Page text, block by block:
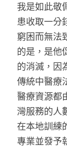
我是如此敬
患收取一分
窮困而無法
的是，是他
的消滅，因
傳統中醫療
醫療資源都
灣服務的人
在本地訓練
專業並發予